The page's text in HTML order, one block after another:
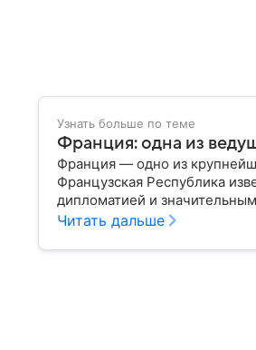
Узнать больше по теме
Франция: одна из
Франция — одно из
Французская Республика
дипломатией и
о ней.
Читать дальше